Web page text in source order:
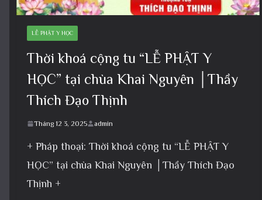
LỄ PHẬT Y HỌC
Thời khoá cộng tu “LỄ PHẬT Y
HỌC” tại chùa Khai Nguyên │Thầy
Thích Đạo Thịnh
Tháng 12 3, 2025 admin
+ Pháp thoại: Thời khoá cộng tu “LỄ PHẬT Y
HỌC” tại chùa Khai Nguyên │Thầy Thích Đạo
Thịnh +